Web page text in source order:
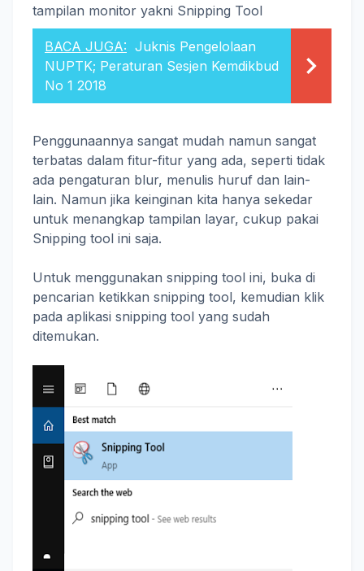
tampilan monitor yakni Snipping Tool
BACA JUGA: Juknis Pengelolaan
NUPTK; Peraturan Sesjen Kemdikbud
No 1 2018
Penggunaannya sangat mudah namun sangat
terbatas dalam fitur-fitur yang ada, seperti tidak
ada pengaturan blur, menulis huruf dan lain-
lain. Namun jika keinginan kita hanya sekedar
untuk menangkap tampilan layar, cukup pakai
Snipping tool ini saja.
Untuk menggunakan snipping tool ini, buka di
pencarian ketikkan snipping tool, kemudian klik
pada aplikasi snipping tool yang sudah
ditemukan.